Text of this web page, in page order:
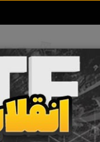
تعرفه آگهی